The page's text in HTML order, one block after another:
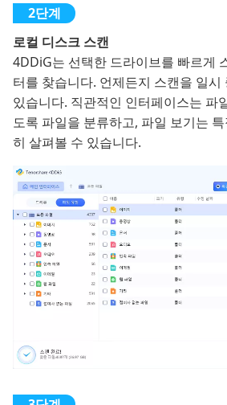
로컬 디스크 스캔
4DDiG는 선택한 드라이브를 빠르게
터를 찾습니다. 언제든지 스캔을 일
있습니다. 직관적인 인터페이스는 파
도록 파일을 분류하고, 파일 보기는
히 살펴볼 수 있습니다.